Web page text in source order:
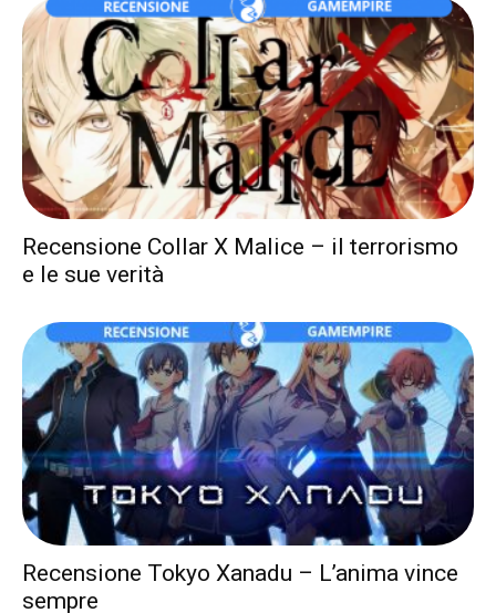
Recensione Collar X Malice – il terrorismo
e le sue verità
Recensione Tokyo Xanadu – L’anima vince
sempre